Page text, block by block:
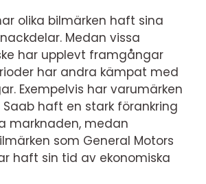
olika bilmärken haft sina
Medan vissa
har upplevt framgångar
har andra kämpat med
Exempelvis har varumärken
haft en stark förankring
marknaden, medan
som General Motors
haft sin tid av ekonomiska